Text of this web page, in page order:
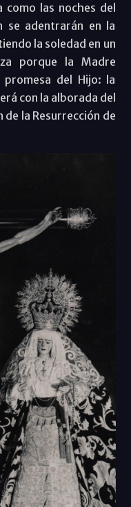
como las noches del
se adentrarán en la
la soledad en un
porque la Madre
del Hijo: la
con la alborada del
de la Resurrección de